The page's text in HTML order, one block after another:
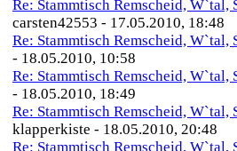
Re: Stammtisch Remscheid, W`tal,
carsten42553 - 17.05.2010, 18:48
Re: Stammtisch Remscheid, W`tal,
- 18.05.2010, 10:58
Re: Stammtisch Remscheid, W`tal,
- 18.05.2010, 18:49
Re: Stammtisch Remscheid, W`tal,
klapperkiste - 18.05.2010, 20:48
Re: Stammtisch Remscheid, W`tal,